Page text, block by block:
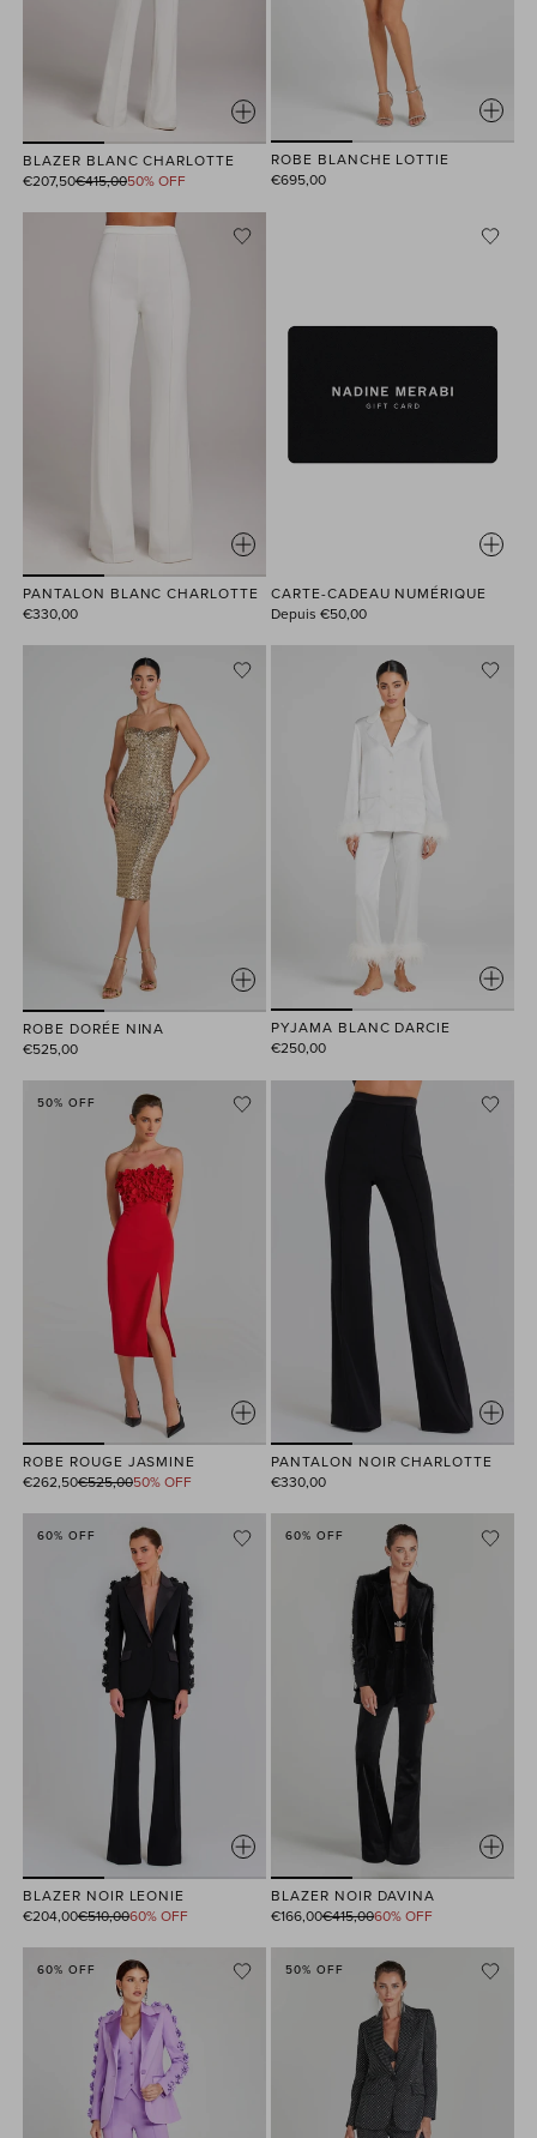
BLAZER BLANC CHARLOTTE
€207,50
Prix
habituel
€415,0050% OFF
ROBE BLANCHE LOTTIE
€695,00
PANTALON BLANC CHARLOTTE
€330,00
CARTE-CADEAU NUMÉRIQUE
Depuis €50,00
ROBE DORÉE NINA
€525,00
PYJAMA BLANC DARCIE
€250,00
50% OFF
ROBE ROUGE JASMINE
€262,50
Prix
habituel
€525,0050% OFF
PANTALON NOIR CHARLOTTE
€330,00
60% OFF
BLAZER NOIR LEONIE
€204,00
Prix
habituel
€510,0060% OFF
60% OFF
BLAZER NOIR DAVINA
€166,00
Prix
habituel
€415,0060% OFF
60% OFF 50% OFF